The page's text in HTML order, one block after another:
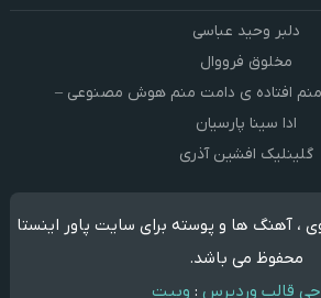
دلبر وحید عباسی
مخلوق فرووال
افتاده ی دامت منم هوش مصنوعی –
ادا سینا پارسیان
گلینلیک افشین آذری
، آهنگ ها و پوسته برای سایت پاور اینستا
محفوظ می باشد.
قالب وردپرس : وبیت